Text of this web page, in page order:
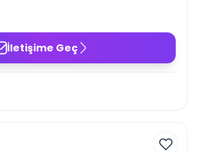
İletişime Geç